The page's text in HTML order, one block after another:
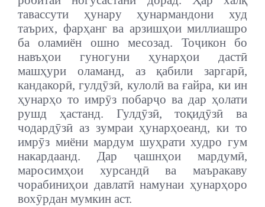
тавассути ҳунару ҳунармандони худ
таърих, фарҳанг ва арзишҳои миллиашро
ба оламиён ошно месозад. Тоҷикон бо
навъҳои гуногуни ҳунарҳои дастӣ
машҳури оламанд, аз қабили заргарӣ,
кандакорӣ, гулдӯзӣ, кулолӣ ва ғайра, ки ин
ҳунарҳо то имрӯз побарҷо ва дар ҳолати
рушд ҳастанд. Гулдӯзӣ, тоқидӯзӣ ва
чодардӯзӣ аз зумраи ҳунарҳоеанд, ки то
имрӯз миёни мардум шуҳрати худро гум
накардаанд. Дар ҷашнҳои мардумӣ,
маросимҳои хурсандӣ ва маъракаву
чорабиниҳои давлатӣ намунаи ҳунарҳоро
вохӯрдан мумкин аст.